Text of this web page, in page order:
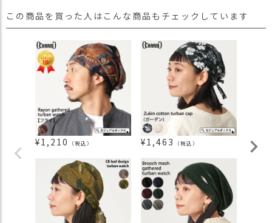
この商品を買った人はこんな商品もチェックしています
¥1,210 （税込） ¥1,463 （税込） ¥